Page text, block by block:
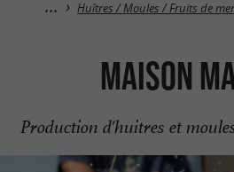
Huîtres / Moules / Fruits de mer
Maison
Production d'huitres et